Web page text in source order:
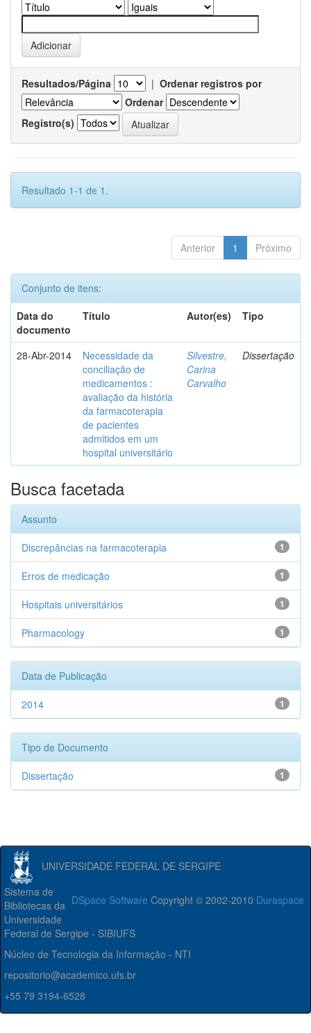
Resultados/Página | Ordenar registros por
Ordenar
Registro(s)
Resultado 1-1 de 1.
Anterior 1 Próximo
Conjunto de itens:
Data do
documento
Título Autor(es) Tipo
28-Abr-2014
Necessidade da
conciliação de
medicamentos :
avaliação da história
da farmacoterapia
de pacientes
admitidos em um
hospital universitário
Silvestre,
Carina
Carvalho
Dissertação
Busca facetada
Assunto
1
Discrepâncias na farmacoterapia
1
Erros de medicação
1
Hospitais universitários
1
Pharmacology
Data de Publicação
1
2014
Tipo de Documento
1
Dissertação
UNIVERSIDADE FEDERAL DE SERGIPE
DSpace Software Copyright © 2002-2010 Duraspace
Sistema de
Bibliotecas da
Universidade
Federal de Sergipe - SIBIUFS
Núcleo de Tecnologia da Informação - NTI
repositorio@academico.ufs.br
+55 79 3194-6528